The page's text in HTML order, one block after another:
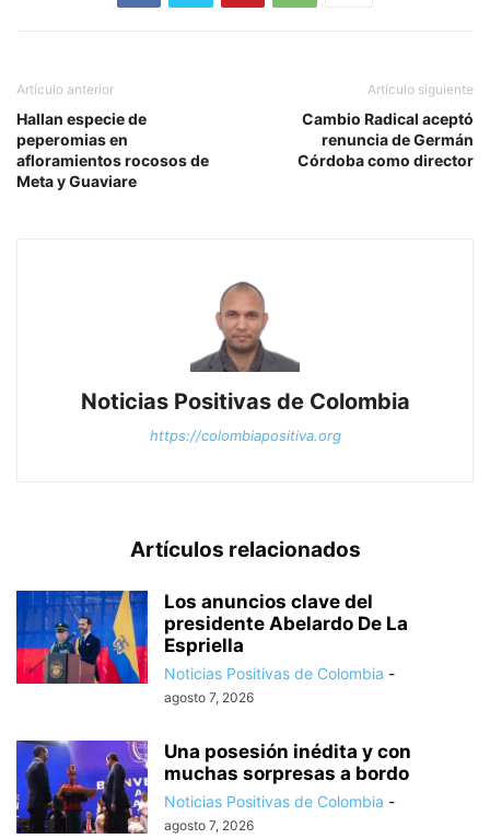
Artículo anterior
Hallan especie de
peperomias en
afloramientos rocosos de
Meta y Guaviare
Artículo siguiente
Cambio Radical aceptó
renuncia de Germán
Córdoba como director
Noticias Positivas de Colombia
https://colombiapositiva.org
Artículos relacionados
Los anuncios clave del
presidente Abelardo De La
Espriella
Noticias Positivas de Colombia -
agosto 7, 2026
Una posesión inédita y con
muchas sorpresas a bordo
Noticias Positivas de Colombia -
agosto 7, 2026